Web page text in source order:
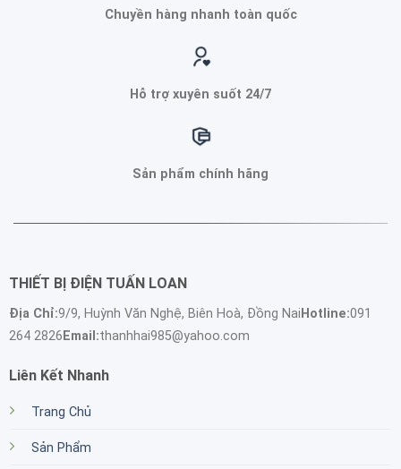
Chuyền hàng nhanh toàn quốc
Hỗ trợ xuyên suốt 24/7
Sản phẩm chính hãng
THIẾT BỊ ĐIỆN TUẤN LOAN
Địa Chỉ:9/9, Huỳnh Văn Nghệ, Biên Hoà, Đồng Nai Hotline:091
264 2826 Email:thanhhai985@yahoo.com
Liên Kết Nhanh
Trang Chủ
Sản Phẩm